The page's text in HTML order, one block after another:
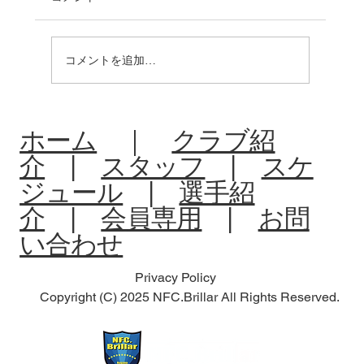
コメントを追加…
ホーム ｜ クラブ紹
介
スタッフ
スケ
ジュール
選手紹
介 |会員専用
お問
い合わせ
Privacy Policy
Copyright (C) 2025 NFC.Brillar All Rights Reserved.